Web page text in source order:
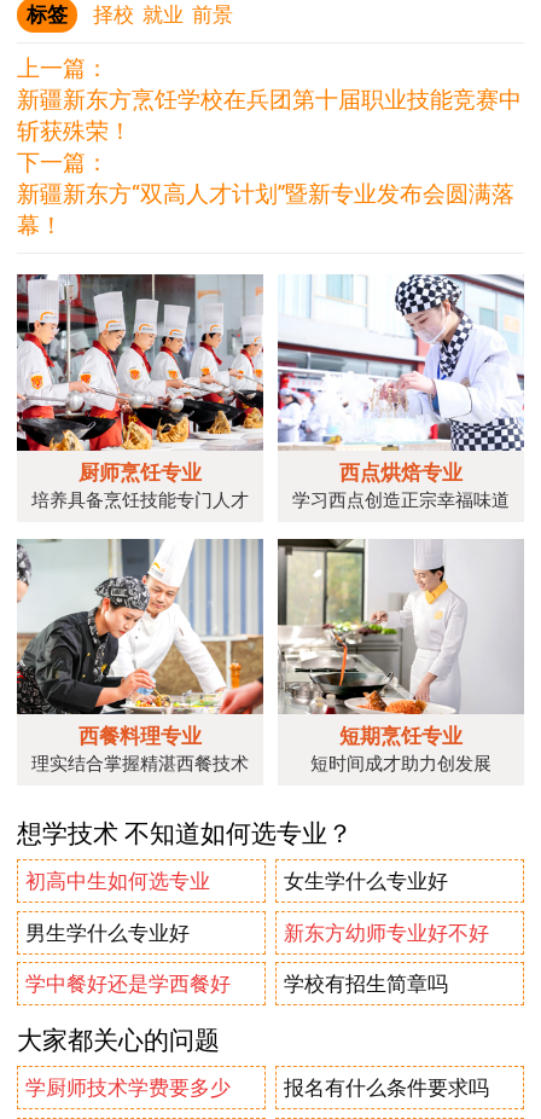
标签 择校 就业 前景
上一篇：
新疆新东方烹饪学校在兵团第十届职业技能竞赛中
斩获殊荣！
下一篇：
新疆新东方“双高人才计划”暨新专业发布会圆满落
幕！
厨师烹饪专业
培养具备烹饪技能专门人才
西点烘焙专业
学习西点创造正宗幸福味道
西餐料理专业
理实结合掌握精湛西餐技术
短期烹饪专业
短时间成才助力创发展
想学技术 不知道如何选专业？
初高中生如何选专业 女生学什么专业好
男生学什么专业好 新东方幼师专业好不好
学中餐好还是学西餐好 学校有招生简章吗
大家都关心的问题
学厨师技术学费要多少 报名有什么条件要求吗